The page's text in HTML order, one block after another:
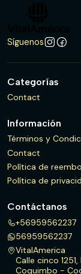
Síguenos
Categorías
Contact
Información
Términos y
Contact
Política de
Política de
Contáctanos
+56959562237
56959562237
VitalAmerica
Calle cinco
Coquimbo -